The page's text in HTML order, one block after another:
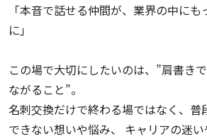
「本音で話せる仲間が、業界の中に
に」
この場で大切にしたいのは、”肩書き
ながること”。
名刺交換だけで終わる場ではなく、普
できない想いや悩み、 キャリアの迷い